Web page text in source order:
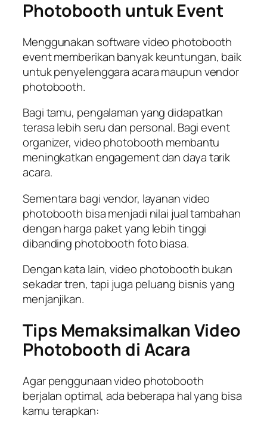
Photobooth untuk Event
Menggunakan software video photobooth
event memberikan banyak keuntungan, baik
untuk penyelenggara acara maupun vendor
photobooth.
Bagi tamu, pengalaman yang didapatkan
terasa lebih seru dan personal. Bagi event
organizer, video photobooth membantu
meningkatkan engagement dan daya tarik
acara.
Sementara bagi vendor, layanan video
photobooth bisa menjadi nilai jual tambahan
dengan harga paket yang lebih tinggi
dibanding photobooth foto biasa.
Dengan kata lain, video photobooth bukan
sekadar tren, tapi juga peluang bisnis yang
menjanjikan.
Tips Memaksimalkan Video
Photobooth di Acara
Agar penggunaan video photobooth
berjalan optimal, ada beberapa hal yang bisa
kamu terapkan: